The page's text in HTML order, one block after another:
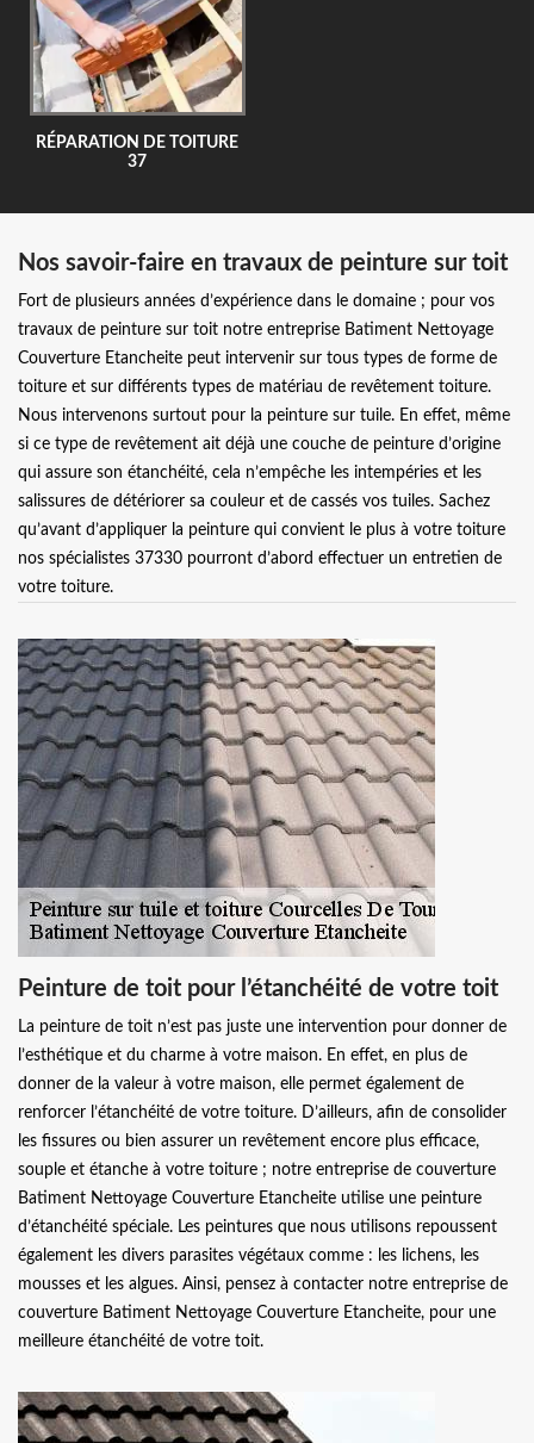
RÉPARATION DE TOITURE
37
Nos savoir-faire en travaux de peinture sur toit
Fort de plusieurs années d’expérience dans le domaine ; pour vos
travaux de peinture sur toit notre entreprise Batiment Nettoyage
Couverture Etancheite peut intervenir sur tous types de forme de
toiture et sur différents types de matériau de revêtement toiture.
Nous intervenons surtout pour la peinture sur tuile. En effet, même
si ce type de revêtement ait déjà une couche de peinture d’origine
qui assure son étanchéité, cela n’empêche les intempéries et les
salissures de détériorer sa couleur et de cassés vos tuiles. Sachez
qu’avant d’appliquer la peinture qui convient le plus à votre toiture
nos spécialistes 37330 pourront d’abord effectuer un entretien de
votre toiture.
Peinture de toit pour l’étanchéité de votre toit
La peinture de toit n’est pas juste une intervention pour donner de
l’esthétique et du charme à votre maison. En effet, en plus de
donner de la valeur à votre maison, elle permet également de
renforcer l’étanchéité de votre toiture. D’ailleurs, afin de consolider
les fissures ou bien assurer un revêtement encore plus efficace,
souple et étanche à votre toiture ; notre entreprise de couverture
Batiment Nettoyage Couverture Etancheite utilise une peinture
d’étanchéité spéciale. Les peintures que nous utilisons repoussent
également les divers parasites végétaux comme : les lichens, les
mousses et les algues. Ainsi, pensez à contacter notre entreprise de
couverture Batiment Nettoyage Couverture Etancheite, pour une
meilleure étanchéité de votre toit.